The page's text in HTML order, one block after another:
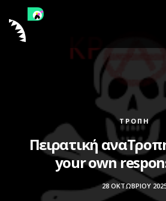
ΤΡΟΠΉ
Πειρατική
your own
28 ΟΚΤΩΒΡΊΟΥ